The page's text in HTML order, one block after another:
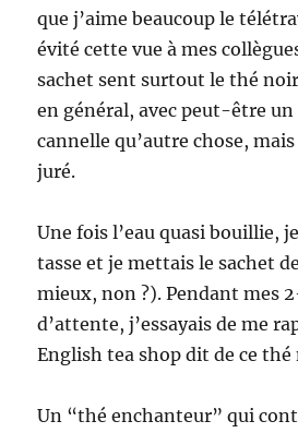
que j’aime beaucoup le
évité cette vue à mes
sachet sent surtout le thé
en général, avec peut-être un
cannelle qu’autre chose,
juré.
Une fois l’eau quasi bouillie,
tasse et je mettais le sachet
mieux, non ?). Pendant mes
d’attente, j’essayais de me
English tea shop dit de ce thé
Un “thé enchanteur” qui